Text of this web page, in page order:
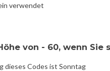
verwendet
von - 60, wenn
dieses Codes ist Sonntag